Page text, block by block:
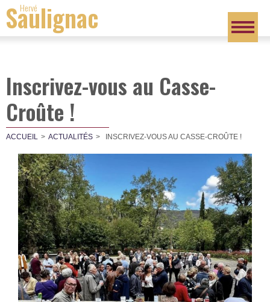
Hervé
Saulignac
Inscrivez-vous au Casse-
Croûte !
ACCUEIL ACTUALITÉS INSCRIVEZ-VOUS AU CASSE-CROÛTE !